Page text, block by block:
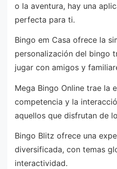
o la aventura, hay una
perfecta para ti.
Bingo em Casa ofrece la
personalización del bingo
jugar con amigos y
Mega Bingo Online trae la
competencia y la
aquellos que disfrutan de
Bingo Blitz ofrece una
diversificada, con temas
interactividad.